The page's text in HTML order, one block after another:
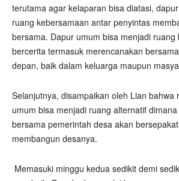
terutama agar kelaparan bisa diatasi,
ruang kebersamaan antar penyintas
bersama. Dapur umum bisa menjadi ruang
bercerita termasuk merencanakan
depan, baik dalam keluarga maupun
Selanjutnya, disampaikan oleh Lian bahwa
umum bisa menjadi ruang alternatif
bersama pemerintah desa akan
membangun desanya.
Memasuki minggu kedua sedikit demi